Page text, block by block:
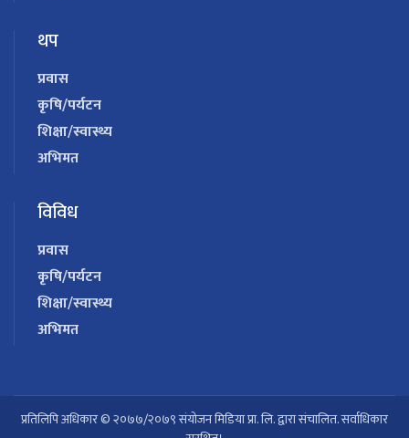
थप
प्रवास
कृषि/पर्यटन
शिक्षा/स्वास्थ्य
अभिमत
विविध
प्रवास
कृषि/पर्यटन
शिक्षा/स्वास्थ्य
अभिमत
प्रतिलिपि अधिकार © २०७७/२०७९ संयोजन मिडिया प्रा. लि. द्वारा संचालित. सर्वाधिकार